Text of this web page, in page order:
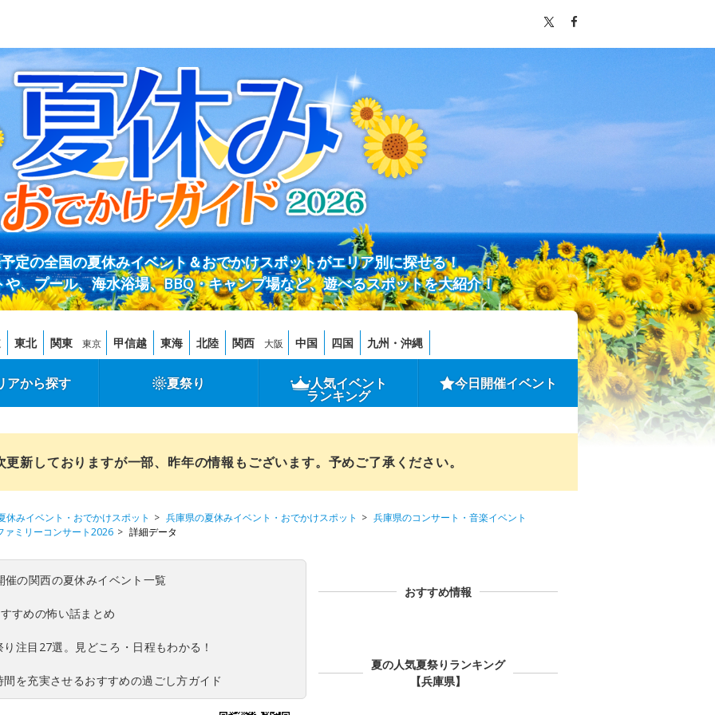
定の全国の夏休みイベント＆おでかけスポットがエリア別に探せる！
、プール、海水浴場、BBQ・キャンプ場など、遊べるスポットを大紹介！
東北 関東 東京 甲信越 東海 北陸 関西 大阪 中国 四国 九州・沖縄
アから探す 夏祭り 人気イベント
ランキング
今日開催イベント
新しておりますが一部、昨年の情報もございます。予めご了承ください。
休みイベント・おでかけスポット 兵庫県の夏休みイベント・おでかけスポット
兵庫県のコンサート・音楽イベント
ミリーコンサート2026
詳細データ
の関西の夏休みイベント一覧
すめの怖い話まとめ
注目27選。見どころ・日程もわかる！
を充実させるおすすめの過ごし方ガイド
おすすめ情報
夏の人気夏祭りランキング
【兵庫県】